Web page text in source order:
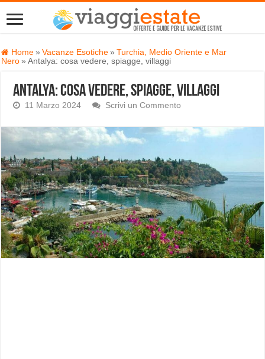
Home » Vacanze Esotiche » Turchia, Medio Oriente e Mar
Nero » Antalya: cosa vedere, spiagge, villaggi
Antalya: cosa vedere, spiagge, villaggi
11 Marzo 2024 Scrivi un Commento